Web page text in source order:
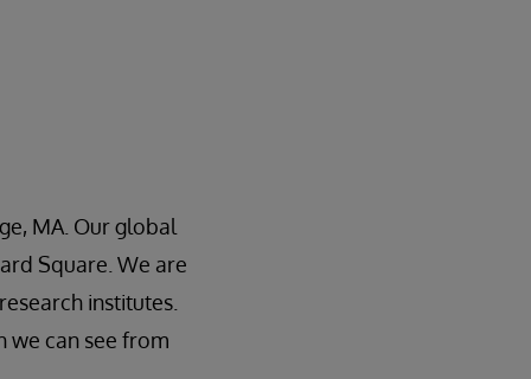
MA. Our global
Square. We are
institutes.
we can see from